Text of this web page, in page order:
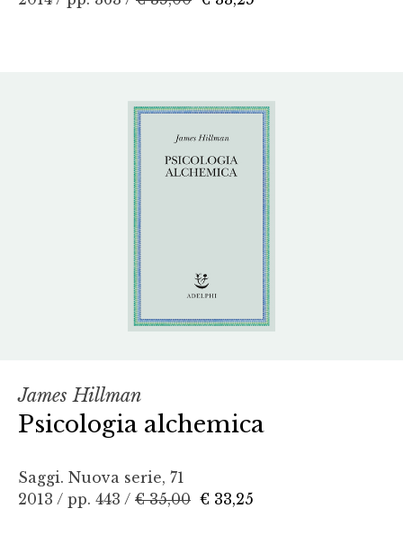
James Hillman
Psicologia alchemica
Saggi. Nuova serie, 71
2013 / pp. 443 / € 35,00 € 33,25